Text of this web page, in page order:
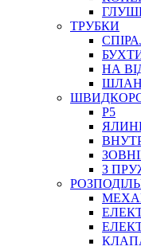
ТРУБКИ
НА
P5
З